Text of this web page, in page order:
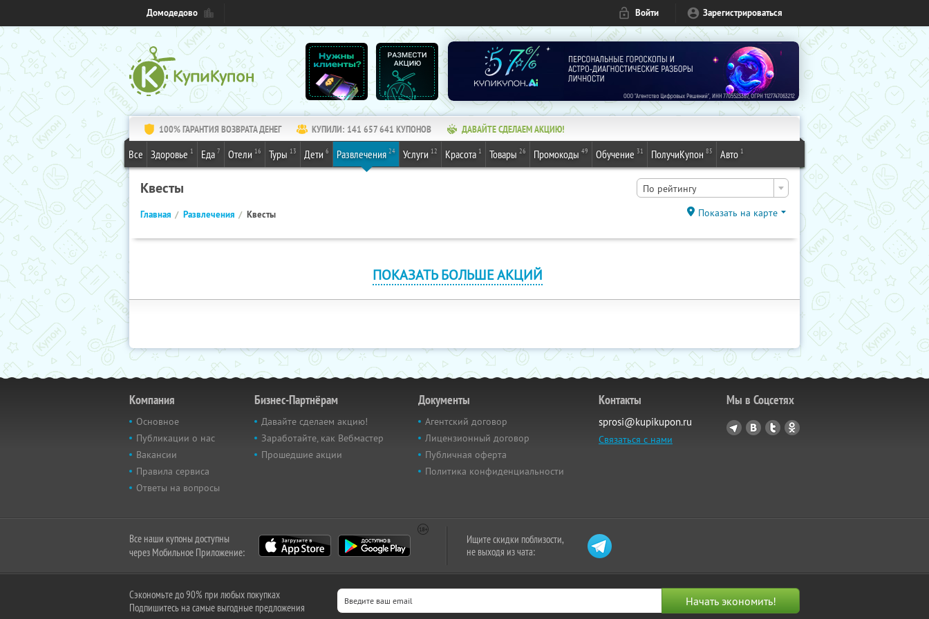
Домодедово Войти Зарегистрироваться
100% ГАРАНТИЯ ВОЗВРАТА ДЕНЕГ КУПИЛИ: 141 657 641 КУПОНОВ ДАВАЙТЕ СДЕЛАЕМ АКЦИЮ!
Все Здоровье 1 Еда 7 Отели 16 Туры 13 Дети 6 Развлечения 24 Услуги 12 Красота 1 Товары 26 Промокоды 49 Обучение 31 ПолучиКупон 85 Авто 1
Квесты По рейтингу
Главная Развлечения Квесты Показать на карте
ПОКАЗАТЬ БОЛЬШЕ АКЦИЙ
Компания
Основное
Публикации о нас
Вакансии
Правила сервиса
Ответы на вопросы
Бизнес-Партнёрам
Давайте сделаем акцию!
Заработайте, как Вебмастер
Прошедшие акции
Документы
Агентский договор
Лицензионный договор
Публичная оферта
Политика конфиденциальности
Контакты
sprosi@kupikupon.ru
Связаться с нами
Мы в Соцсетях
Все наши купоны доступны
через Мобильное Приложение:
Ищите скидки поблизости,
не выходя из чата:
Сэкономьте до 90% при любых покупках
Подпишитесь на самые выгодные предложения